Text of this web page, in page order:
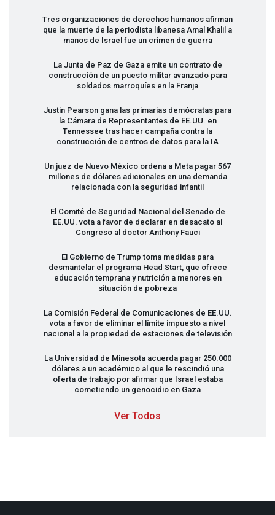
Tres organizaciones de derechos humanos afirman
que la muerte de la periodista libanesa Amal Khalil a
manos de Israel fue un crimen de guerra
La Junta de Paz de Gaza emite un contrato de
construcción de un puesto militar avanzado para
soldados marroquíes en la Franja
Justin Pearson gana las primarias demócratas para
la Cámara de Representantes de EE.UU. en
Tennessee tras hacer campaña contra la
construcción de centros de datos para la IA
Un juez de Nuevo México ordena a Meta pagar 567
millones de dólares adicionales en una demanda
relacionada con la seguridad infantil
El Comité de Seguridad Nacional del Senado de
EE.UU. vota a favor de declarar en desacato al
Congreso al doctor Anthony Fauci
El Gobierno de Trump toma medidas para
desmantelar el programa Head Start, que ofrece
educación temprana y nutrición a menores en
situación de pobreza
La Comisión Federal de Comunicaciones de EE.UU.
vota a favor de eliminar el límite impuesto a nivel
nacional a la propiedad de estaciones de televisión
La Universidad de Minesota acuerda pagar 250.000
dólares a un académico al que le rescindió una
oferta de trabajo por afirmar que Israel estaba
cometiendo un genocidio en Gaza
Ver Todos